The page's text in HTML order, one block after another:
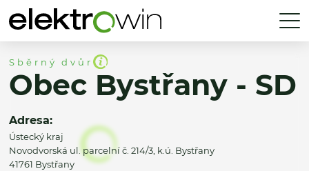
Sběrný dvůr
Obec Bystřany - SD
Adresa:
Ústecký kraj
Novodvorská ul. parcelní č. 214/3, k.ú. Bystřany
41761 Bystřany